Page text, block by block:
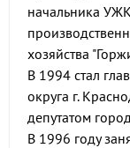
начальника
хозяйства
В 1994 стал
округа г.
депутатом
В 1996 году